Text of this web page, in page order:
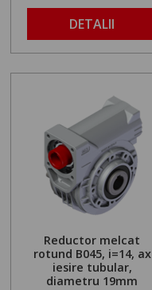
DETALII
Reductor melcat
rotund B045, i=14, ax
iesire tubular,
diametru 19mm